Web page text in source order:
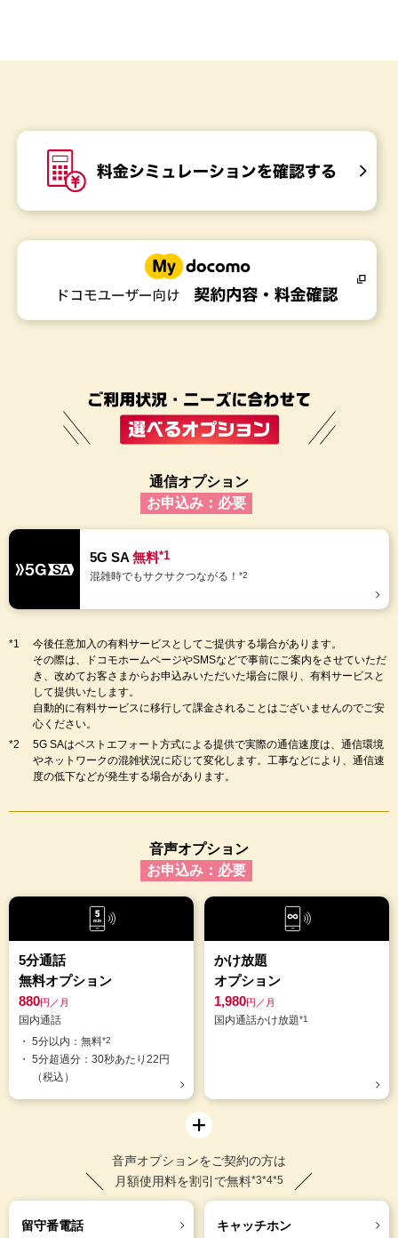
通信オプション
お申込み：必要
5G SA 無料*1
混雑時でもサクサクつながる！ *2
今後任意加入の有料サービスとしてご提供する場合があります。
その際は、ドコモホームページやSMSなどで事前にご案内をさせていただ
き、改めてお客さまからお申込みいただいた場合に限り、有料サービスと
して提供いたします。
自動的に有料サービスに移行して課金されることはございませんのでご安
心ください。
5G SAはベストエフォート方式による提供で実際の通信速度は、通信環境
やネットワークの混雑状況に応じて変化します。工事などにより、通信速
度の低下などが発生する場合があります。
音声オプション
お申込み：必要
5分通話
無料オプション
880円／月
国内通話
5分以内：無料*2
5分超過分：30秒あたり22円
（税込）
かけ放題
オプション
1,980円／月
国内通話かけ放題*1
音声オプションをご契約の方は
月額使用料を割引で無料*3*4*5
留守番電話 キャッチホン